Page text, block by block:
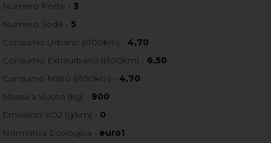
Numero Porte - 3
Numero Sedili - 5
Consumo Urbano (l/100km) -4,70
Consumo Extraurbano (l/100km) - 6,50
Consumo Misto (l/100km) -4,70
Massa a Vuoto (kg) - 900
Emissioni cO2 (g/km) - 0
Normativa Ecologica - euro1